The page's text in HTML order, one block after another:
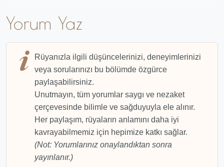
Yorum Yaz
Rüyanızla ilgili düşüncelerinizi, deneyimlerinizi
veya sorularınızı bu bölümde özgürce
paylaşabilirsiniz.
Unutmayın, tüm yorumlar saygı ve nezaket
çerçevesinde bilimle ve sağduyuyla ele alınır.
Her paylaşım, rüyaların anlamını daha iyi
kavrayabilmemiz için hepimize katkı sağlar.
(Not: Yorumlarınız onaylandıktan sonra
yayınlanır.)